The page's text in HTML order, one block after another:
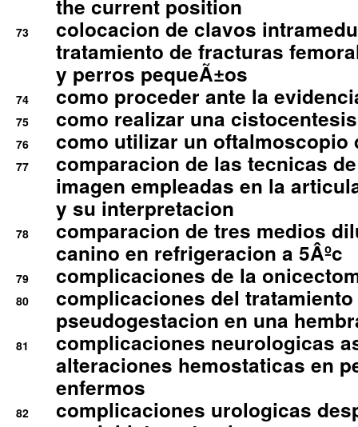
the current position
73
colocacion de clavos
tratamiento de fracturas
y perros pequeÃ±os
74 como proceder ante la
75 como realizar una
76 como utilizar un oftalmoscopio
77
comparacion de las tecnicas
imagen empleadas en la
y su interpretacion
78
comparacion de tres medios
canino en refrigeracion a 5Âºc
79 complicaciones de la
80
complicaciones del
pseudogestacion en una
81
complicaciones neurologicas
alteraciones hemostaticas en
enfermos
82
complicaciones urologicas